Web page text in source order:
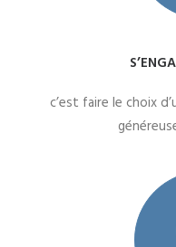
c’est faire le choix